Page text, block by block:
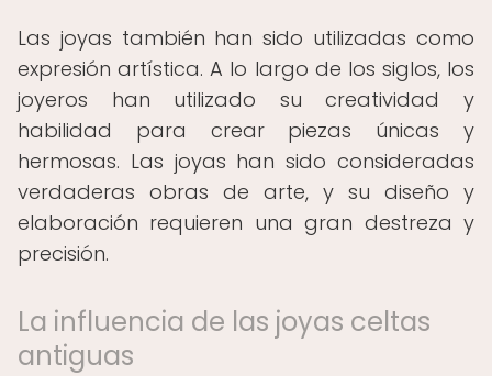
Las joyas también han sido utilizadas como
expresión artística. A lo largo de los siglos, los
joyeros han utilizado su creatividad y
habilidad para crear piezas únicas y
hermosas. Las joyas han sido consideradas
verdaderas obras de arte, y su diseño y
elaboración requieren una gran destreza y
precisión.
La influencia de las joyas celtas
antiguas